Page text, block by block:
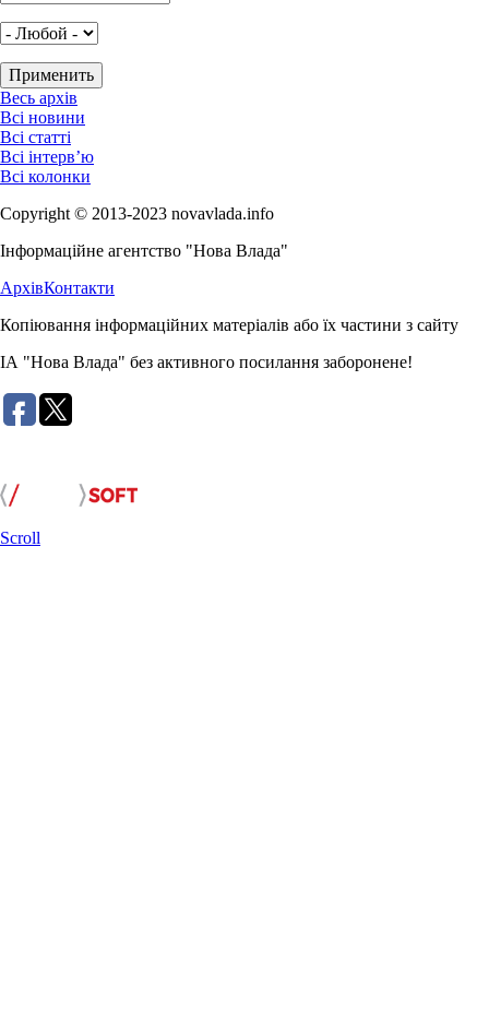
Весь архів
Всі новини
Всі статті
Всі інтерв’ю
Всі колонки
Copyright © 2013-2023 novavlada.info
Інформаційне агентство "Нова Влада"
АрхівКонтакти
Копіювання інформаційних матеріалів або їх частини з сайту
ІА "Нова Влада" без активного посилання заборонене!
Scroll